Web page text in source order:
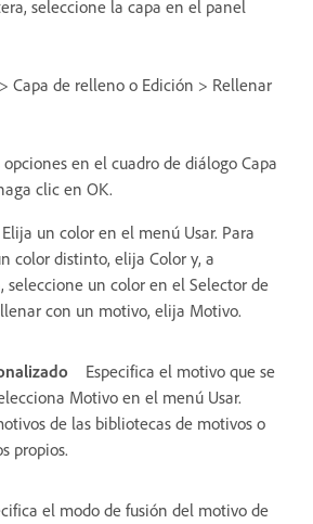
seleccione la capa en el panel
Capa de relleno o Edición > Rellenar
en el cuadro de diálogo Capa
clic en OK.
Elija un color en el menú Usar. Para
color distinto, elija Color y, a
seleccione un color en el Selector de
con un motivo, elija Motivo.
Especifica el motivo que se
Motivo en el menú Usar.
de las bibliotecas de motivos o
propios.
el modo de fusión del motivo de